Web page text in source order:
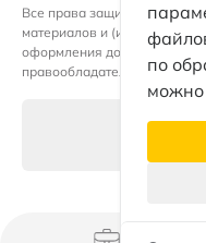
Раскрытие
Кейсы факторинга
Партнеры
ПроЛизинг. Блог
Принципы ESG
Раскрытие
Все права защищены. Любое
материалов и (или)
оформления допускается
правообладателя и только
по
можно